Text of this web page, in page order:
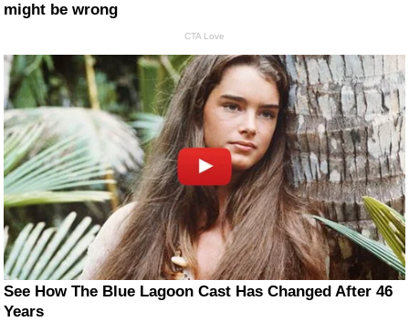
might be wrong
CTA Love
See How The Blue Lagoon Cast Has Changed After 46
Years